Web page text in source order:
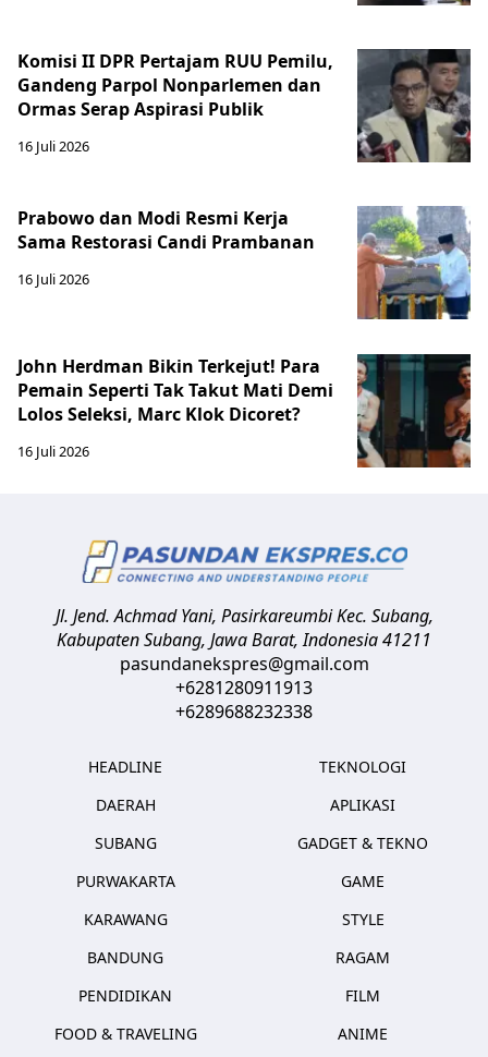
Komisi II DPR Pertajam RUU Pemilu,
Gandeng Parpol Nonparlemen dan
Ormas Serap Aspirasi Publik
16 Juli 2026
Prabowo dan Modi Resmi Kerja
Sama Restorasi Candi Prambanan
16 Juli 2026
John Herdman Bikin Terkejut! Para
Pemain Seperti Tak Takut Mati Demi
Lolos Seleksi, Marc Klok Dicoret?
16 Juli 2026
Jl. Jend. Achmad Yani, Pasirkareumbi Kec. Subang,
Kabupaten Subang, Jawa Barat,Indonesia41211
pasundanekspres@gmail.com
+6281280911913
+6289688232338
HEADLINE
DAERAH
SUBANG
PURWAKARTA
KARAWANG
BANDUNG
PENDIDIKAN
FOOD & TRAVELING
TEKNOLOGI
APLIKASI
GADGET & TEKNO
GAME
STYLE
RAGAM
FILM
ANIME